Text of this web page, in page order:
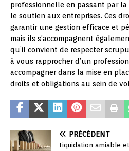
professionnelle en passant par
le soutien aux entreprises. Ces
garantir une gestion efficace et
mais ils s’accompagnent
qu’il convient de respecter
à vous rapprocher d’un
accompagner dans la mise en
droits et obligations au sein de
PRÉCÉDENT
Liquidation amiable